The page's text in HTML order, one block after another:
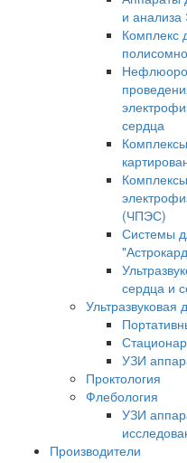
и
Комплекс
сердца
(ЧПЭС)
Системы
сердца и
Ультразвуковая
УЗИ
Проктология
Флебология
УЗИ
Производители